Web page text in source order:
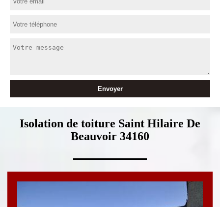
Isolation de toiture Saint Hilaire De
Beauvoir 34160